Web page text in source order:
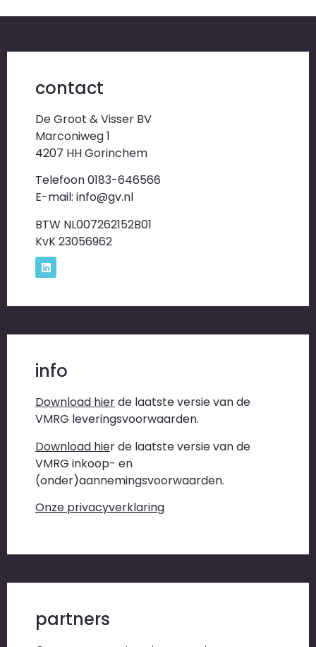
contact
De Groot & Visser BV
Marconiweg 1
4207 HH Gorinchem
Telefoon 0183-646566
E-mail: info@gv.nl
BTW NL007262152B01
KvK 23056962
info
Download hierde laatste versie van de
VMRG leveringsvoorwaarden.
Download hierde laatste versie van de
VMRG inkoop- en
(onder)aannemingsvoorwaarden.
Onze privacyverklaring
partners